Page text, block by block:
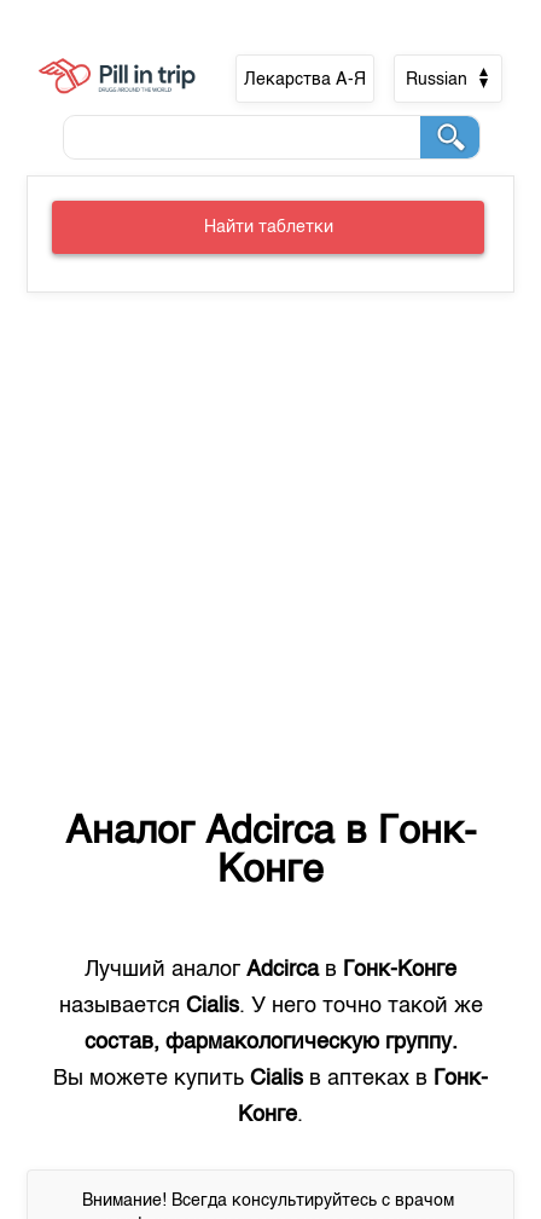
Лекарства А-Я Russian
Найти таблетки
Аналог Adcircaв Гонк-
Конге
Лучший аналог Adcircaв Гонк-Конге
называется Cialis. У него точно такой же
состав, фармакологическую группу.
Вы можете купить Cialis в аптеках в Гонк-
Конге.
Внимание! Всегда консультируйтесь с врачом